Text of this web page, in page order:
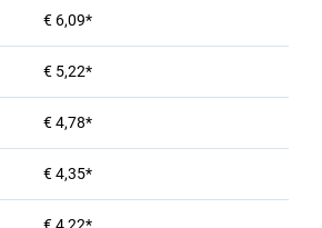
€ 6,09*
€ 5,22*
€ 4,78*
€ 4,35*